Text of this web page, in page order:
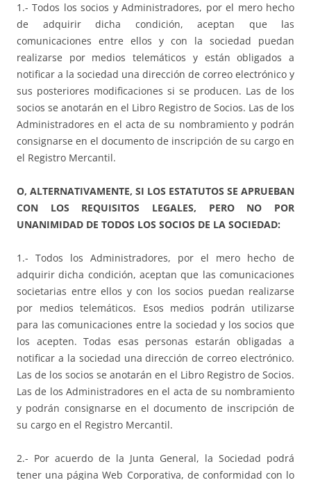
1.- Todos los socios y Administradores, por el mero hecho
de adquirir dicha condición, aceptan que las
comunicaciones entre ellos y con la sociedad puedan
realizarse por medios telemáticos y están obligados a
notificar a la sociedad una dirección de correo electrónico y
sus posteriores modificaciones si se producen. Las de los
socios se anotarán en el Libro Registro de Socios. Las de los
Administradores en el acta de su nombramiento y podrán
consignarse en el documento de inscripción de su cargo en
el Registro Mercantil.
O, ALTERNATIVAMENTE, SI LOS ESTATUTOS SE APRUEBAN
CON LOS REQUISITOS LEGALES, PERO NO POR
UNANIMIDAD DE TODOS LOS SOCIOS DE LA SOCIEDAD:
1.- Todos los Administradores, por el mero hecho de
adquirir dicha condición, aceptan que las comunicaciones
societarias entre ellos y con los socios puedan realizarse
por medios telemáticos. Esos medios podrán utilizarse
para las comunicaciones entre la sociedad y los socios que
los acepten. Todas esas personas estarán obligadas a
notificar a la sociedad una dirección de correo electrónico.
Las de los socios se anotarán en el Libro Registro de Socios.
Las de los Administradores en el acta de su nombramiento
y podrán consignarse en el documento de inscripción de
su cargo en el Registro Mercantil.
2.- Por acuerdo de la Junta General, la Sociedad podrá
tener una página Web Corporativa, de conformidad con lo